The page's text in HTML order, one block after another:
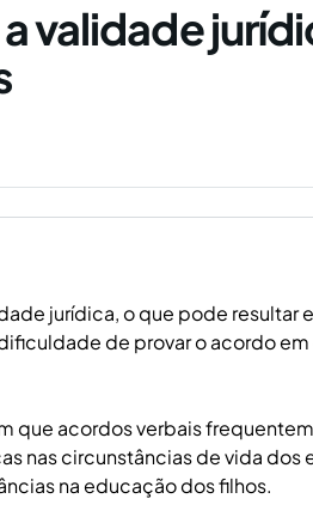
validade
jurídica, o que pode resultar
de provar o acordo
que acordos verbais
nas circunstâncias de vida dos
na educação dos filhos.